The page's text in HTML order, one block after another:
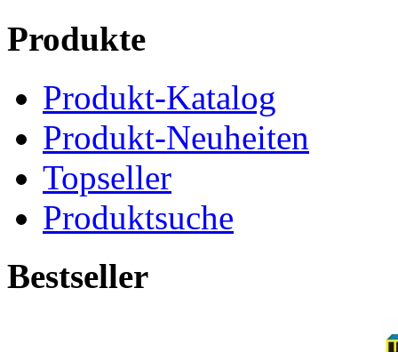
Produkte
Produkt-Katalog
Produkt-Neuheiten
Topseller
Produktsuche
Bestseller